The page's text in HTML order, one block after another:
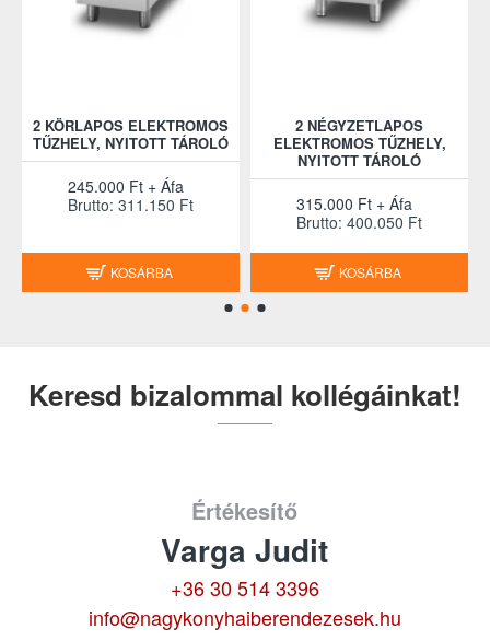
2 KÖRLAPOS ELEKTROMOS
TŰZHELY, NYITOTT TÁROLÓ
245.000 Ft + Áfa
Brutto: 311.150 Ft
KOSÁRBA
2 NÉGYZETLAPOS
ELEKTROMOS TŰZHELY,
NYITOTT TÁROLÓ
315.000 Ft + Áfa
Brutto: 400.050 Ft
KOSÁRBA
Keresd bizalommal kollégáinkat!
Értékesítő
Varga Judit
+36 30 514 3396
info@nagykonyhaiberendezesek.hu